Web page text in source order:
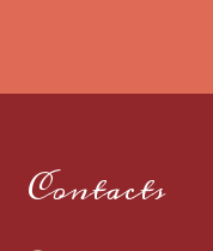
Contacts